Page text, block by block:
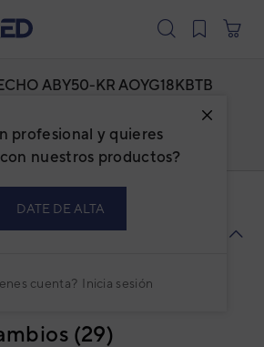
profesional y quieres
nuestros productos?
DATE DE ALTA
cuenta? Inicia sesión
ABY50-KR AOYG18KBTB
3NGF83002
AOYG18KBTB
(29)